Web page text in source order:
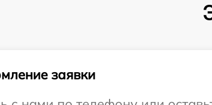
заявки